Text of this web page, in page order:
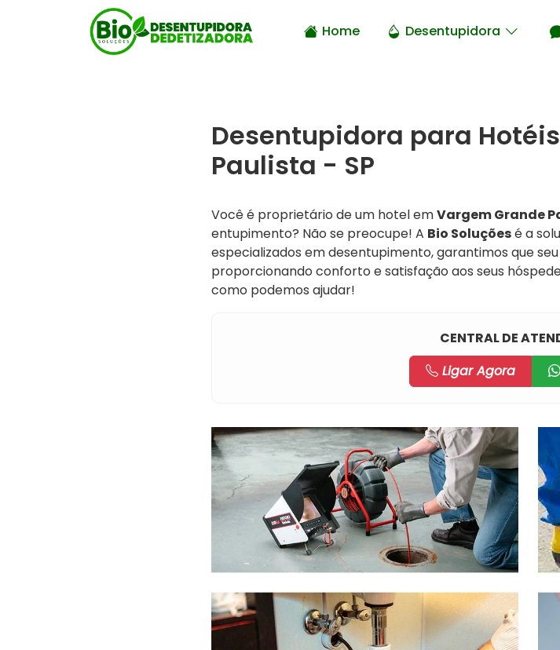
Home Desentupidora
Desentupidora para
Paulista - SP
Você é proprietário de um hotel emVargem Grande
entupimento? Não se preocupe! A Bio Soluçõesé a
especializados em desentupimento, garantimos que
proporcionando conforto e satisfação aos seus
como podemos ajudar!
CENTRAL DE
Ligar Agora